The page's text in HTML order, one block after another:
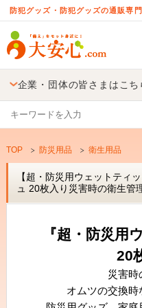
防犯グッズ・防犯グッズの通販専
企業・団体の皆さまはこち
TOP 防災用品 衛生用品
【超・防災用ウェットティ
ュ 20枚入り災害時の衛生管
『超・防災用
20
災害時
オムツの交換時